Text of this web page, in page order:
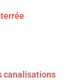
canalisations